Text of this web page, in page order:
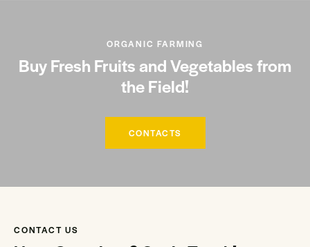
ORGANIC FARMING
Buy Fresh Fruits and Vegetables from
the Field!
CONTACTS
CONTACT US